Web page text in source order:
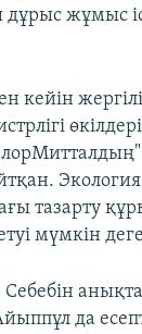
дұрыс жұмыс
кейін
тазарту
мүмкін
Себебін
да